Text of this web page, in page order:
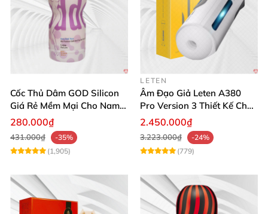
Cốc Thủ Dâm GOD Silicon
Giá Rẻ Mềm Mại Cho Nam
Giới
280.000₫
431.000₫
-35%
(1,905)
LETEN
Âm Đạo Giả Leten A380
Pro Version 3 Thiết Kế Chân
Thực
2.450.000₫
3.223.000₫
-24%
(779)